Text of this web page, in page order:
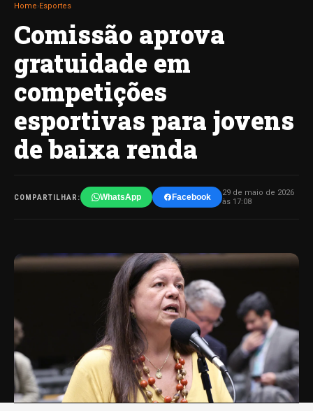
Home Esportes
Comissão aprova
gratuidade em
competições
esportivas para jovens
de baixa renda
COMPARTILHAR: WhatsApp Facebook
29 de maio de 2026
às 17:08